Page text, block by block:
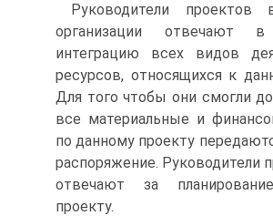
Руководители проектов
организации отвечают
интеграцию всех видов
ресурсов, относящихся к
Для того чтобы они смогли
все материальные и
по данному проекту
распоряжение. Руководители
отвечают за
проекту.